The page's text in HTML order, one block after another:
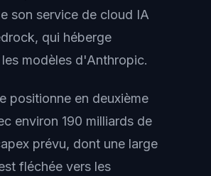
son service de cloud IA
qui héberge
modèles d'Anthropic.
positionne en deuxième
environ 190 milliards de
prévu, dont une large
fléchée vers les